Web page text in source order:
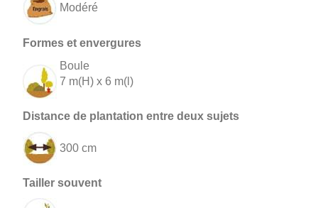
Modéré
Boule
7 m(H) x 6 m(l)
300 cm